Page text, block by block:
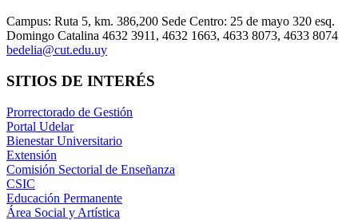
Campus: Ruta 5, km. 386,200 Sede Centro: 25 de mayo 320 esq.
Domingo Catalina 4632 3911, 4632 1663, 4633 8073, 4633 8074
bedelia@cut.edu.uy
SITIOS DE INTERÉS
Prorrectorado de Gestión
Portal Udelar
Bienestar Universitario
Extensión
Comisión Sectorial de Enseñanza
CSIC
Educación Permanente
Área Social y Artística